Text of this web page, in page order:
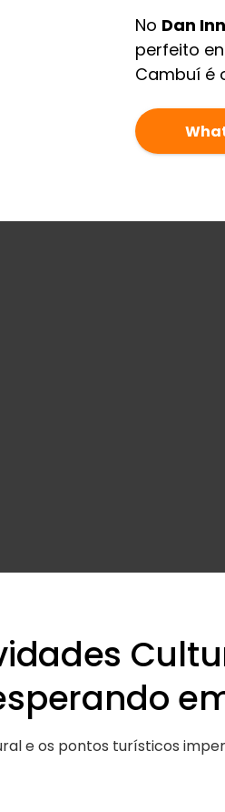
No Dan
perfeito
Cambuí é
e os pontos turísticos